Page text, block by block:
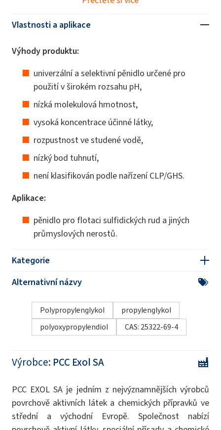
Vlastnosti a aplikace
Výhody produktu:
univerzální a selektivní pěnidlo určené pro
použití v širokém rozsahu pH,
nízká molekulová hmotnost,
vysoká koncentrace účinné látky,
rozpustnost ve studené vodě,
nízký bod tuhnutí,
není klasifikován podle nařízení CLP/GHS.
Aplikace:
pěnidlo pro flotaci sulfidických rud a jiných
průmyslových nerostů.
Kategorie
Alternativní názvy
Polypropylenglykol
propylenglykol
polyoxypropylendiol
CAS: 25322-69-4
Výrobce: PCC Exol SA
PCC EXOL SA je jedním z nejvýznamnějších výrobců
povrchově aktivních látek a chemických přípravků ve
střední a východní Evropě. Společnost nabízí